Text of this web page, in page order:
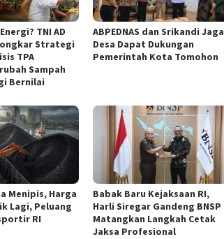
TNI AD
Strategi
TPA
Sampah
Bernilai
ABPEDNAS dan Srikandi Jaga
Desa Dapat Dukungan
Pemerintah Kota Tomohon
Menipis, Harga
Lagi, Peluang
RI
Babak Baru Kejaksaan RI,
Harli Siregar Gandeng BNSP
Matangkan Langkah Cetak
Jaksa Profesional